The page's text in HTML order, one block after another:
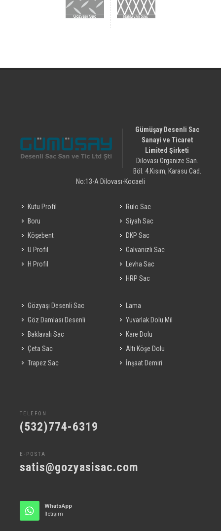
Gümüşay Desenli Sac
Sanayi ve Ticaret
Limited Şirketi
Dilovası Organize San.
Böl. 4.Kısım, Karasu Cad.
No:13-A Dilovası-Kocaeli
Kutu Profil
Boru
Köşebent
U Profil
H Profil
Rulo Sac
Siyah Sac
DKP Sac
Galvanizli Sac
Levha Sac
HRP Sac
Gözyaşı Desenli Sac
Göz Damlası Desenli
Baklavalı Sac
Çeta Sac
Trapez Sac
Lama
Yuvarlak Dolu Mil
Kare Dolu
Altı Köşe Dolu
İnşaat Demiri
TELEFON
(532)774-6319
E-POSTA
satis@gozyasisac.com
WhatsApp
İletişim